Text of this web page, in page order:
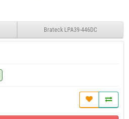
Brateck LPA39-446DC